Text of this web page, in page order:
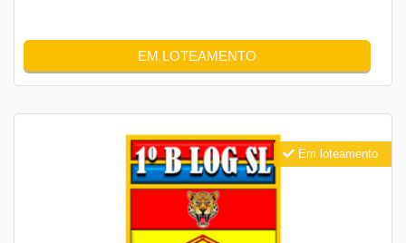
EM LOTEAMENTO
Em loteamento